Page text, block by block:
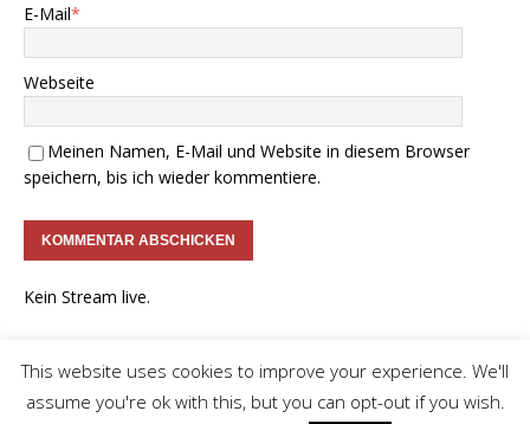
E-Mail*
Webseite
Meinen Namen, E-Mail und Website in diesem Browser
speichern, bis ich wieder kommentiere.
Kein Stream live.
Datenschutz Business-Kontakt
This website uses cookies to improve your experience. We'll
assume you're ok with this, but you can opt-out if you wish.